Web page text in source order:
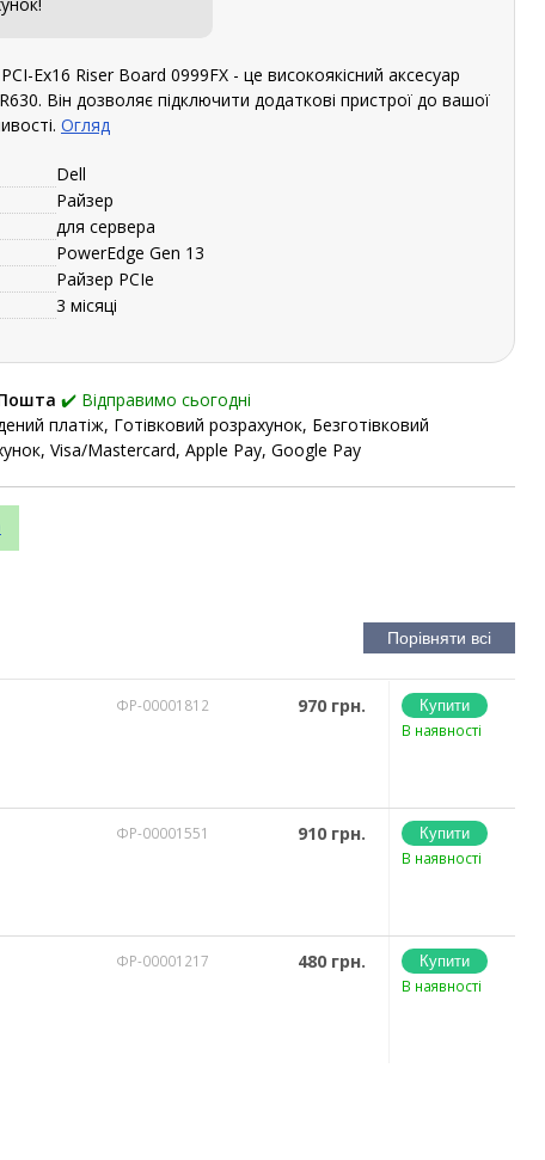
Ex16 Riser Board 0999FX - це високоякісний аксесуар
Він дозволяє підключити додаткові пристрої до вашої
Огляд
Dell
Райзер
для сервера
PowerEdge Gen 13
Райзер PCIe
3 місяці
✔️ Відправимо сьогодні
платіж, Готівковий розрахунок, Безготівковий
Visa/Mastercard, Apple Pay, Google Pay
ФР-00001812 970 грн.
В наявності
ФР-00001551 910 грн.
В наявності
ФР-00001217 480 грн.
В наявності